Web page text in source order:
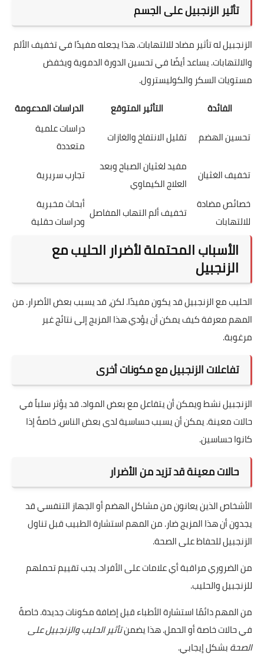
تأثير الزنجبيل على الجسم
الزنجبيل له تأثير مضاد للالتهابات. هذا يجعله مفيدًا في تخفيف الألم
والالتهابات. يساعد أيضًا في تحسين الدورة الدموية ويخفض
مستويات السكر والكوليسترول.
الفائدة
التأثير المتوقع
الدراسات المدعومة
تحسين الهضم
تقليل الانتفاخ والغازات
دراسات علمية
متعددة
تخفيف الغثيان
مفيد لغثيان الصباح وبعد
العلاج الكيماوي
تجارب سريرية
خصائص مضادة
للالتهابات
تخفيف ألم التهاب المفاصل
أبحاث مخبرية
ودراسات حقلية
الأسباب المحتملة لأضرار الحليب مع
الزنجبيل
الحليب مع الزنجبيل قد يكون مفيدًا. لكن، قد يسبب بعض الأضرار. من
المهم معرفة كيف يمكن أن يؤدي هذا المزيج إلى نتائج غير
مرغوبة.
تفاعلات الزنجبيل مع مكونات أخرى
الزنجبيل نشط ويمكن أن يتفاعل مع بعض المواد. قد يؤثر سلباً في
حالات معينة. يمكن أن يسبب حساسية لدى بعض الناس، خاصةً إذا
كانوا حساسين.
حالات معينة قد تزيد من الأضرار
الأشخاص الذين يعانون من مشاكل الهضم أو الجهاز التنفسي قد
يجدون أن هذا المزيج ضار. من المهم استشارة الطبيب قبل تناول
الزنجبيل للحفاظ على الصحة.
من الضروري مراقبة أي علامات على الأفراد. يجب تقييم تحملهم
للزنجبيل والحليب.
من المهم دائمًا استشارة الأطباء قبل إضافة مكونات جديدة. خاصةً
في حالات خاصة أو الحمل. هذا يضمنتأثير الحليب والزنجبيل على
الصحةبشكل إيجابي.